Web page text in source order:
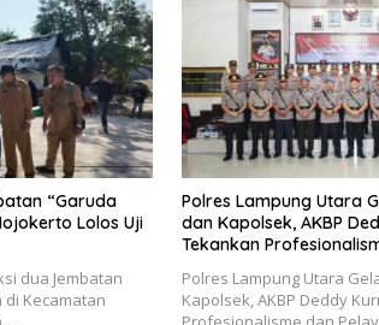
“Garuda
Lolos Uji
dua Jembatan
Kecamatan
Polres Lampung Utara
dan Kapolsek, AKBP
Tekankan
Polres Lampung Utara
Kapolsek, AKBP Deddy